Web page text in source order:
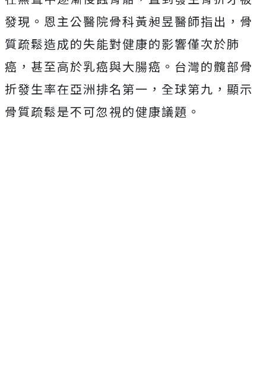
發現。恩主公醫院骨科黃昶昱醫師指出，骨
質疏鬆造成的失能對健康的影響僅次於肺
癌，甚至高於乳癌與大腸癌。台灣的髖部骨
折發生率在亞洲排名第一，全球第九，顯示
骨質疏鬆是不可忽視的健康議題。